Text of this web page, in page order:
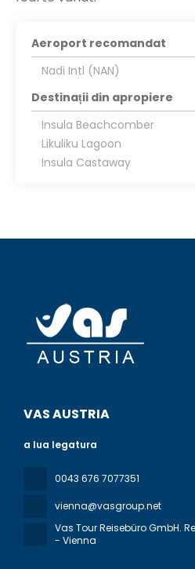
Aeroport recomandat
Nadi Intl (NAN)
Destinații din apropiere
Insula Beachcomber
Likuliku Lagoon
Insula Castaway
VAS AUSTRIA
a lua legatura
0043 676 7077351
vienna@vasgroup.net
Vas Tour Reisebüro GmbH.
- Vienna